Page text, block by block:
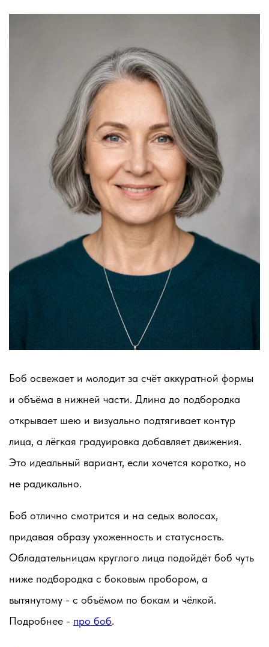
Боб освежает и молодит за счёт аккуратной формы
и объёма в нижней части. Длина до подбородка
открывает шею и визуально подтягивает контур
лица, а лёгкая градуировка добавляет движения.
Это идеальный вариант, если хочется коротко, но
не радикально.
Боб отлично смотрится и на седых волосах,
придавая образу ухоженность и статусность.
Обладательницам круглого лица подойдёт боб чуть
ниже подбородка с боковым пробором, а
вытянутому - с объёмом по бокам и чёлкой.
Подробнее - про боб.